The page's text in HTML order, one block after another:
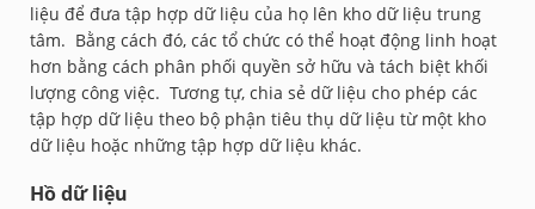
liệu để đưa tập hợp dữ liệu của họ lên kho dữ liệu trung
tâm. Bằng cách đó, các tổ chức có thể hoạt động linh hoạt
hơn bằng cách phân phối quyền sở hữu và tách biệt khối
lượng công việc. Tương tự, chia sẻ dữ liệu cho phép các
tập hợp dữ liệu theo bộ phận tiêu thụ dữ liệu từ một kho
dữ liệu hoặc những tập hợp dữ liệu khác.
Hồ dữ liệu